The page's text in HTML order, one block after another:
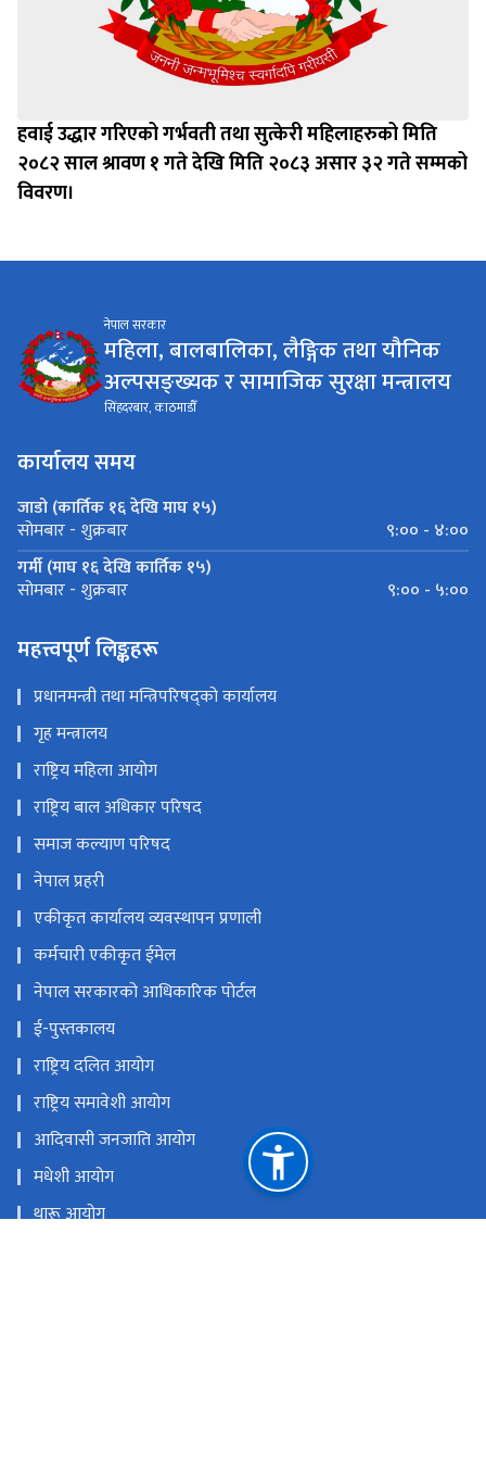
हवाई उद्धार गरिएको गर्भवती तथा सुत्केरी महिलाहरुको मिति
२०८२ साल श्रावण १ गते देखि मिति २०८३ असार ३२ गते सम्मको
विवरण।
नेपाल सरकार
महिला, बालबालिका, लैङ्गिक तथा यौनिक
अल्पसङ्ख्यक र सामाजिक सुरक्षा मन्त्रालय
सिंहदरबार, काठमाडौँ
कार्यालय समय
जाडो (कार्तिक १६ देखि माघ १५)
सोमबार - शुक्रबार
९:०० - ४:००
गर्मी (माघ १६ देखि कार्तिक १५)
सोमबार - शुक्रबार ९:०० - ५:००
महत्त्वपूर्ण लिङ्कहरू
प्रधानमन्त्री तथा मन्त्रिपरिषद्को कार्यालय
गृह मन्त्रालय
राष्ट्रिय महिला आयोग
राष्ट्रिय बाल अधिकार परिषद
समाज कल्याण परिषद
नेपाल प्रहरी
एकीकृत कार्यालय व्यवस्थापन प्रणाली
कर्मचारी एकीकृत ईमेल
नेपाल सरकारको आधिकारिक पोर्टल
ई-पुस्तकालय
राष्ट्रिय दलित आयोग
राष्ट्रिय समावेशी आयोग
आदिवासी जनजाति आयोग
मधेशी आयोग
थारू आयोग